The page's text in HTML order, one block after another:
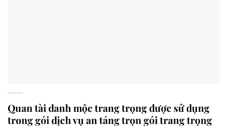
Quan tài danh mộc trang trọng được sử dụng
trong gói dịch vụ an táng trọn gói trang trọng